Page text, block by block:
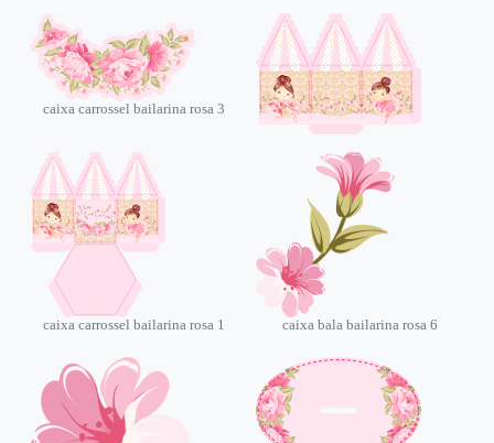
caixa carrossel bailarina rosa 3
caixa carrossel bailarina rosa 1 caixa bala bailarina rosa 6